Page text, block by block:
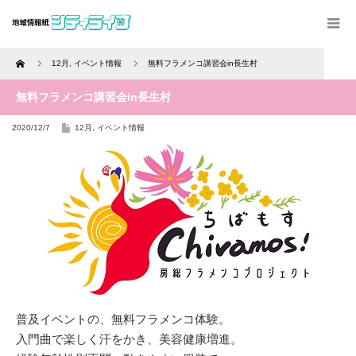
Home 12月 イベント情報 無料フラメンコ講習会in長生村
無料フラメンコ講習会in長生村
2020/12/7 12月 イベント情報
普及イベントの、無料フラメンコ体験。
入門曲で楽しく汗をかき、美容健康増進。